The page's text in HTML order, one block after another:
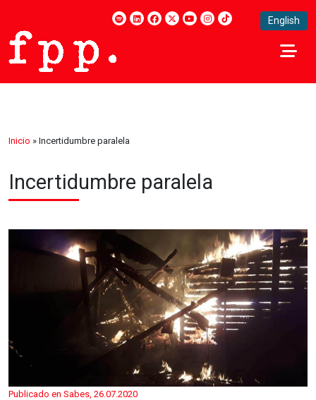
English
Inicio » Incertidumbre paralela
Incertidumbre paralela
Publicado en Sabes, 26.07.2020